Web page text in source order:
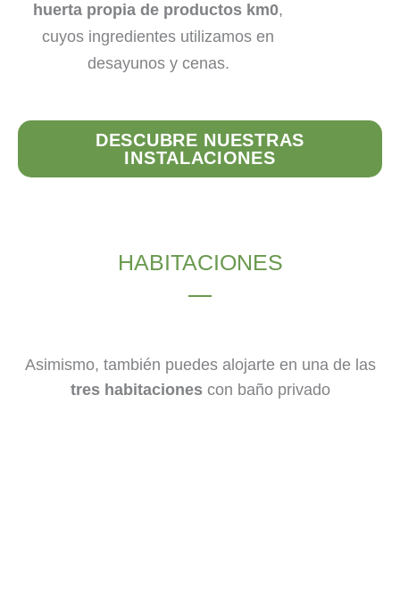
huerta propia de productos km0,
cuyos ingredientes utilizamos en
desayunos y cenas.
DESCUBRE NUESTRAS
INSTALACIONES
HABITACIONES
Asimismo, también puedes alojarte en una de las
tres habitaciones con baño privado